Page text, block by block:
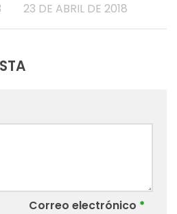
23 DE ABRIL DE 2018
Correo electrónico *